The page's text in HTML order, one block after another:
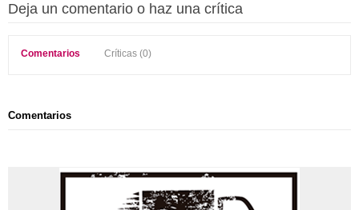
Deja un comentario o haz una crítica
Comentarios Críticas (0)
Comentarios